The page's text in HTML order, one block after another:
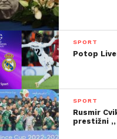
SPORT
Potop
SPORT
Rusmir
prestižni ,,